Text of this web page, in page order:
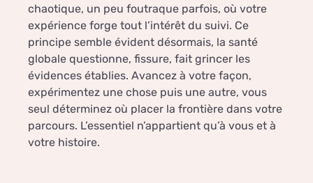
chaotique, un peu foutraque parfois, où votre
expérience forge tout l’intérêt du suivi. Ce
principe semble évident désormais, la santé
globale questionne, fissure, fait grincer les
évidences établies. Avancez à votre façon,
expérimentez une chose puis une autre, vous
seul déterminez où placer la frontière dans votre
parcours. L’essentiel n’appartient qu’à vous et à
votre histoire.